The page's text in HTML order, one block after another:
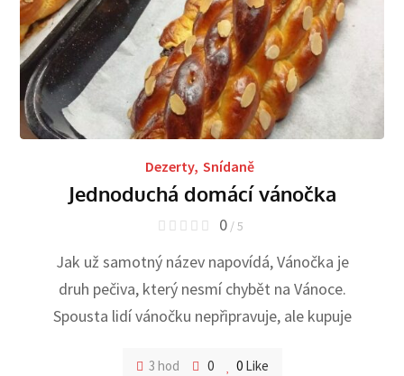
Dezerty, Snídaně
Jednoduchá domácí vánočka
0 / 5
Jak už samotný název napovídá, Vánočka je
druh pečiva, který nesmí chybět na Vánoce.
Spousta lidí vánočku nepřipravuje, ale kupuje
3 hod 0 0Like